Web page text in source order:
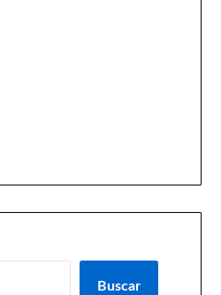
Buscar